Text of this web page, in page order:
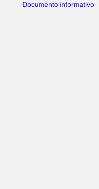
Documento informativo